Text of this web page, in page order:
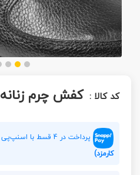
کد کالا : کفش چرم زنانه AZ 2081
پرداخت در 4 قسط با اسنپ‌پی هر قسط
کارمزد)